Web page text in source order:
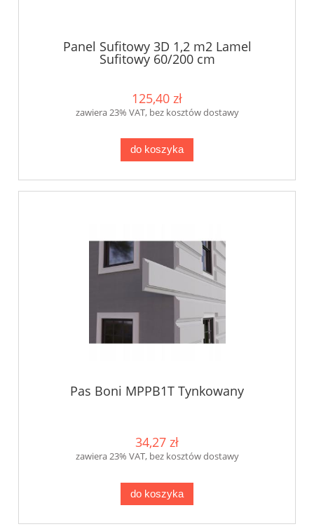
Panel Sufitowy 3D 1,2 m2 Lamel
Sufitowy 60/200 cm
125,40 zł
zawiera 23% VAT, bez kosztów dostawy
do koszyka
Pas Boni MPPB1T Tynkowany
34,27 zł
zawiera 23% VAT, bez kosztów dostawy
do koszyka